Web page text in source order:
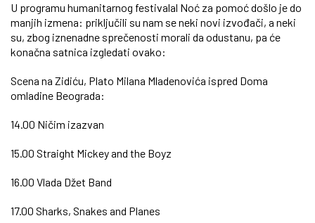
U programu humanitarnog festivalal Noć za pomoć došlo je do
manjih izmena: priključili su nam se neki novi izvođači, a neki
su, zbog iznenadne sprečenosti morali da odustanu, pa će
konačna satnica izgledati ovako:
Scena na Zidiću, Plato Milana Mladenovića ispred Doma
omladine Beograda:
14.00 Ničim izazvan
15.00 Straight Mickey and the Boyz
16.00 Vlada Džet Band
17.00 Sharks, Snakes and Planes